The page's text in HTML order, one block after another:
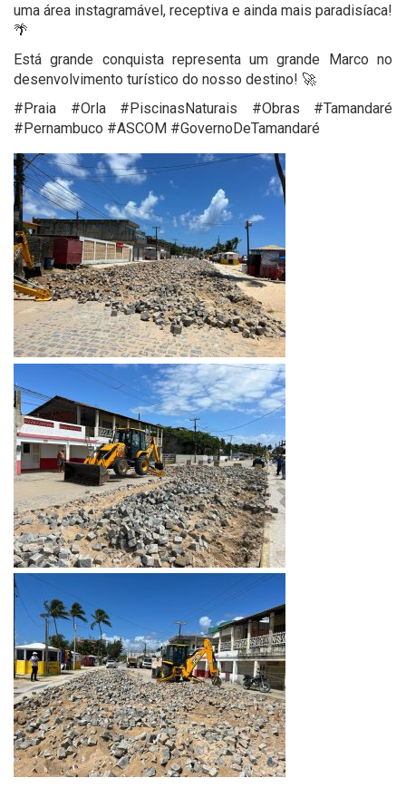
uma área instagramável, receptiva e ainda mais paradisíaca!
🌴
Está grande conquista representa um grande Marco no
desenvolvimento turístico do nosso destino! 🚀
#Praia #Orla #PiscinasNaturais #Obras #Tamandaré
#Pernambuco #ASCOM #GovernoDeTamandaré